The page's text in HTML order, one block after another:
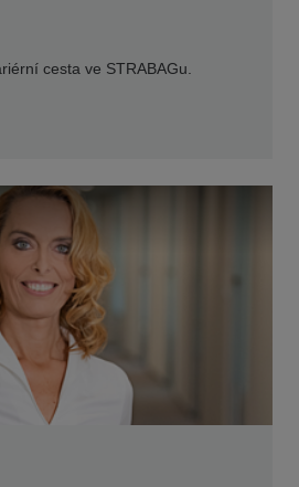
cesta ve STRABAGu.